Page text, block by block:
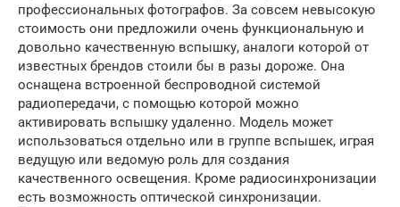
профессиональных фотографов. За совсем невысокую
стоимость они предложили очень функциональную и
довольно качественную вспышку, аналоги которой от
известных брендов стоили бы в разы дороже. Она
оснащена встроенной беспроводной системой
радиопередачи, с помощью которой можно
активировать вспышку удаленно. Модель может
использоваться отдельно или в группе вспышек, играя
ведущую или ведомую роль для создания
качественного освещения. Кроме радиосинхронизации
есть возможность оптической синхронизации.